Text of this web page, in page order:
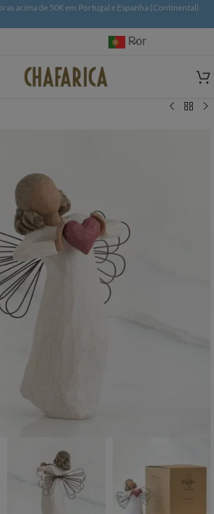
acima de 50€ em Portugal e Espanha (Continental)
Português